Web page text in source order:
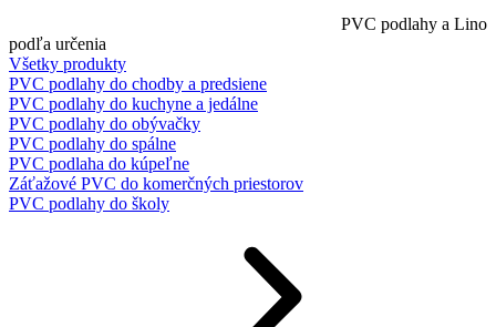
PVC podlahy a Lino
podľa určenia
Všetky produkty
PVC podlahy do chodby a predsiene
PVC podlahy do kuchyne a jedálne
PVC podlahy do obývačky
PVC podlahy do spálne
PVC podlaha do kúpeľne
Záťažové PVC do komerčných priestorov
PVC podlahy do školy